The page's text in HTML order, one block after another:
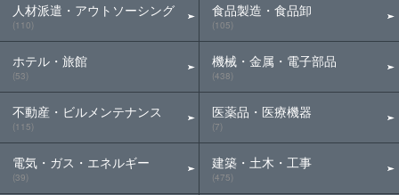
人材派遣・アウトソーシング
(110)
ホテル・旅館
(53)
不動産・ビルメンテナンス
(115)
電気・ガス・エネルギー
(39)
食品製造・食品卸
(105)
機械・金属・電子部品
(438)
医薬品・医療機器
(7)
建築・土木・工事
(475)